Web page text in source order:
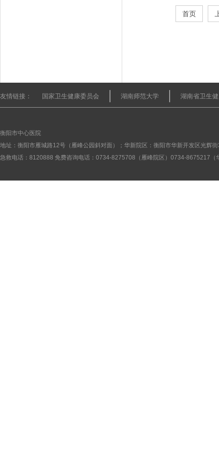
首页
友情链接： 国家卫生健康委员会 湖南师范大学 湖南省卫生
衡阳市中心医院
地址：衡阳市雁城路12号（雁峰公园斜对面）；华新院区：衡阳市华新开发区光辉
急救电话：8120888 免费咨询电话：0734-8275708（雁峰院区）0734-8675217（